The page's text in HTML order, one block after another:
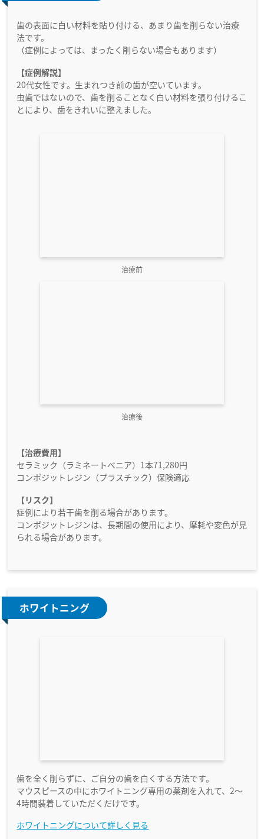
歯の表面に白い材料を貼り付ける、あまり歯を削らない治療
法です。
（症例によっては、まったく削らない場合もあります）
【症例解説】
20代女性です。生まれつき前の歯が空いています。
虫歯ではないので、歯を削ることなく白い材料を張り付けるこ
とにより、歯をきれいに整えました。
治療前
治療後
【治療費用】
セラミック（ラミネートべニア）1本71,280円
コンポジットレジン（プラスチック）保険適応
【リスク】
症例により若干歯を削る場合があります。
コンポジットレジンは、長期間の使用により、摩耗や変色が見
られる場合があります。
ホワイトニング
歯を全く削らずに、ご自分の歯を白くする方法です。
マウスピースの中にホワイトニング専用の薬剤を入れて、2～
4時間装着していただくだけです。
ホワイトニングについて詳しく見る